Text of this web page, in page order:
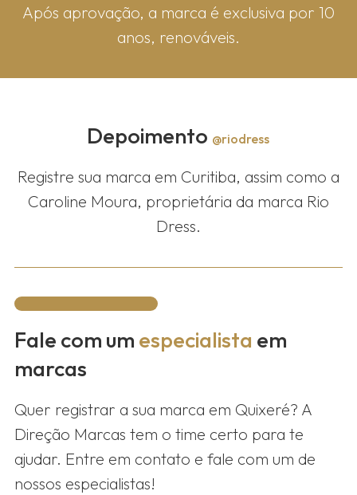
Após aprovação, a marca é exclusiva por 10
anos, renováveis.
Depoimento @riodress
Registre sua marca em Curitiba, assim como a
Caroline Moura, proprietária da marca Rio
Dress.
Fale com um especialista em
marcas
Quer registrar a sua marca em Quixeré? A
Direção Marcas tem o time certo para te
ajudar. Entre em contato e fale com um de
nossos especialistas!